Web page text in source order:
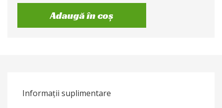
Adaugă în coș
Informații suplimentare